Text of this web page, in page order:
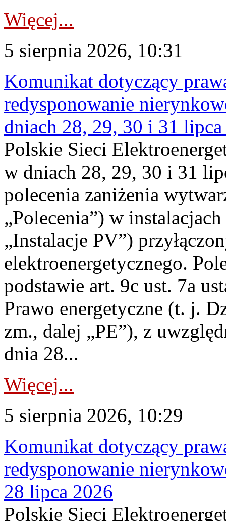
Więcej...
5 sierpnia 2026, 10:31
Komunikat dotyczący
redysponowanie
dniach 28, 29, 30 i 31
Polskie Sieci
w dniach 28, 29, 30 i 31
polecenia zaniżenia
„Polecenia”) w
„Instalacje PV”)
elektroenergetycznego.
podstawie art. 9c ust. 7a
Prawo energetyczne (t. j.
zm., dalej „PE”), z
dnia 28...
Więcej...
5 sierpnia 2026, 10:29
Komunikat dotyczący
redysponowanie
28 lipca 2026
Polskie Sieci